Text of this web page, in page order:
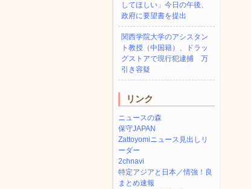
してほしい」今日の午後、
政府に要望書を提出
関西学院大学のアシスタン
ト教授（中国籍）、ドラッ
グストアで現行犯逮捕 万
引き容疑
リンク
ニュースの森
保守JAPAN
Zattoyomiニュース見出しリ
ーダー
2chnavi
特定アジアと日本／情強！良
まとめ速報